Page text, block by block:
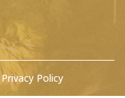
Privacy Policy